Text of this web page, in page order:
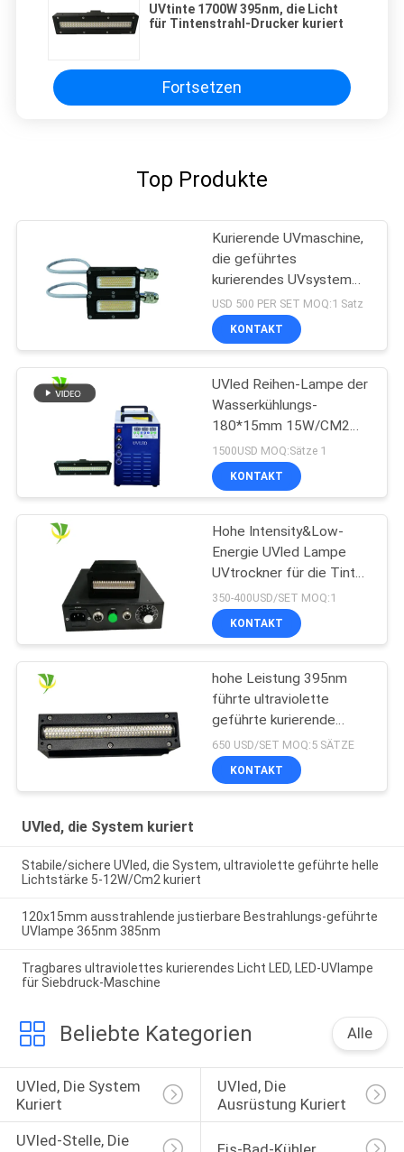
UVtinte 1700W 395nm, die Licht
für Tintenstrahl-Drucker kuriert
Fortsetzen
Top Produkte
Kurierende UVmaschine,
die geführtes
kurierendes UVsystem
der hohen Leistung der
Größen-50x20 Millimeter
der Wellenlängen-395nm
USD 500 PER SET MOQ:1 Satz
KONTAKT
UVled Reihen-Lampe der
Wasserkühlungs-
180*15mm 15W/CM2
395nm
1500USD MOQ:Sätze 1
KONTAKT
Hohe Intensity&Low-
Energie UVled Lampe
UVtrockner für die Tinte
kurierend kuriert
350-400USD/SET MOQ:1
KONTAKT
hohe Leistung 395nm
führte ultraviolette
geführte kurierende
Lampe für
Flachbettuvdrucker
650 USD/SET MOQ:5 SÄTZE
KONTAKT
UVled, die System kuriert
Stabile/sichere UVled, die System, ultraviolette geführte helle
Lichtstärke 5-12W/Cm2 kuriert
120x15mm ausstrahlende justierbare Bestrahlungs-geführte
UVlampe 365nm 385nm
Tragbares ultraviolettes kurierendes Licht LED, LED-UVlampe
für Siebdruck-Maschine
Beliebte Kategorien Alle
UVled, Die System
Kuriert
UVled, Die
Ausrüstung Kuriert
UVled-Stelle, Die